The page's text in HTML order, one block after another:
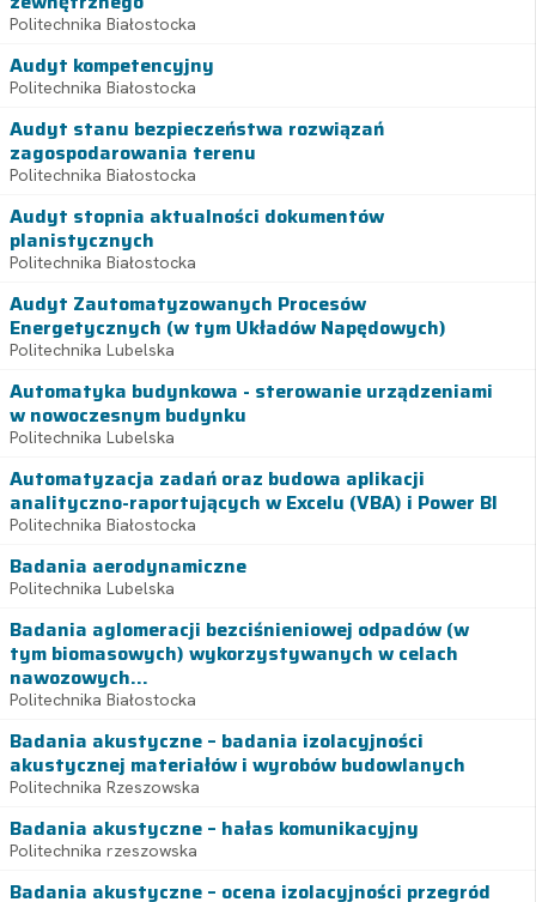
Politechnika Białostocka
Audyt kompetencyjny
Politechnika Białostocka
Audyt stanu bezpieczeństwa rozwiązań
zagospodarowania terenu
Politechnika Białostocka
Audyt stopnia aktualności dokumentów
planistycznych
Politechnika Białostocka
Audyt Zautomatyzowanych Procesów
Energetycznych (w tym Układów Napędowych)
Politechnika Lubelska
Automatyka budynkowa - sterowanie urządzeniami
w nowoczesnym budynku
Politechnika Lubelska
Automatyzacja zadań oraz budowa aplikacji
analityczno-raportujących w Excelu (VBA) i Power BI
Politechnika Białostocka
Badania aerodynamiczne
Politechnika Lubelska
Badania aglomeracji bezciśnieniowej odpadów (w
tym biomasowych) wykorzystywanych w celach
nawozowych...
Politechnika Białostocka
Badania akustyczne – badania izolacyjności
akustycznej materiałów i wyrobów budowlanych
Politechnika Rzeszowska
Badania akustyczne – hałas komunikacyjny
Politechnika rzeszowska
Badania akustyczne – ocena izolacyjności przegród